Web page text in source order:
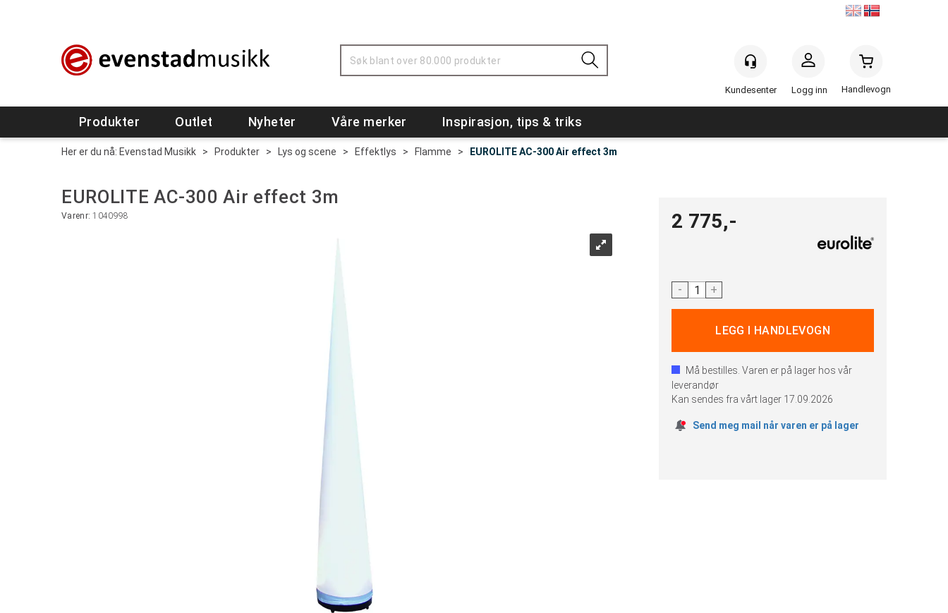
Logg inn Handlevogn
Produkter Outlet Nyheter Våre merker Inspirasjon, tips & triks
Her er du nå: Evenstad Musikk > Produkter > Lys og scene > Effektlys > Flamme > EUROLITE AC-300 Air effect 3m
EUROLITE AC-300 Air effect 3m
Varenr:1040998 2 775,-
- +
Må bestilles. Varen er på lager hos vår
leverandør
Kan sendes fra vårt lager 17.09.2026
Send meg mail når varen er på lager